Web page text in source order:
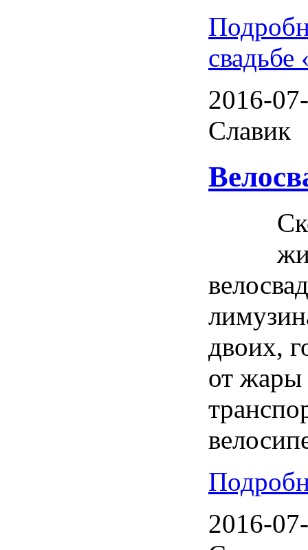
свадьбе
2016-
Славик
двоих,
от жары
2016-